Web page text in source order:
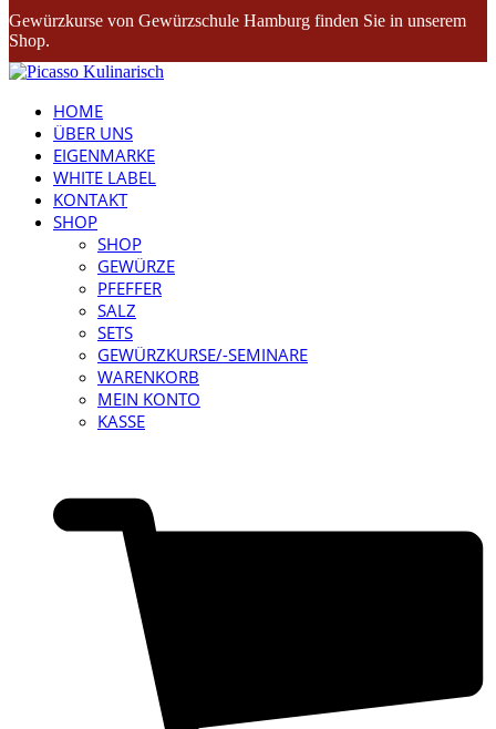
Gewürzkurse von Gewürzschule Hamburg finden Sie in unserem
Shop.
HOME
ÜBER UNS
EIGENMARKE
WHITE LABEL
KONTAKT
SHOP
SHOP
GEWÜRZE
PFEFFER
SALZ
SETS
GEWÜRZKURSE/-SEMINARE
WARENKORB
MEIN KONTO
KASSE